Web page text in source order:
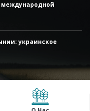
международной
украинское